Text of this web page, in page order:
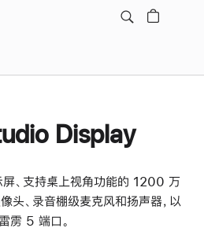
Display
、支持桌上视角功能的 1200 万
、录音棚级麦克风和扬声器，以
雳 5 端口。